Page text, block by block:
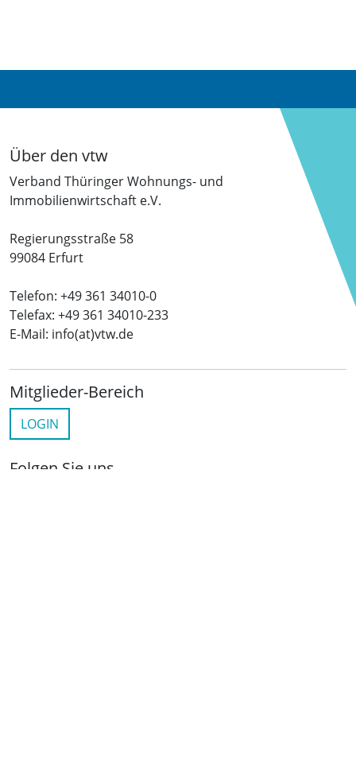
Über den vtw
Verband Thüringer Wohnungs- und
Immobilienwirtschaft e.V.
Regierungsstraße 58
99084 Erfurt
Telefon: +49 361 34010-0
Telefax: +49 361 34010-233
E-Mail: info(at)vtw.de
Mitglieder-Bereich
LOGIN
Folgen Sie uns